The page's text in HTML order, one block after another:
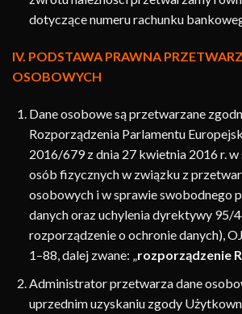
dotyczące numeru rachunku
IV. PODSTAWA PRAWNA
OSOBOWYCH
Dane osobowe są przetwarzane
Rozporządzenia Parlamentu
2016/679 z dnia 27 kwietnia 2016 r.
osób fizycznych w związku z
osobowych i w sprawie swobodnego
danych oraz uchylenia dyrektywy 95/
rozporządzenie o ochronie danych),
1–88, dalej zwane: „rozporządzenie
Administrator przetwarza dane
uprzednim uzyskaniu zgody